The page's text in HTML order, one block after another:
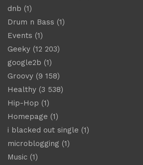
dnb (1)
Drum n Bass (1)
Events (1)
Geeky (12 203)
google2b (1)
Groovy (9 158)
Healthy (3 538)
Hip-Hop (1)
Homepage (1)
i blacked out single (1)
microblogging (1)
Music (1)